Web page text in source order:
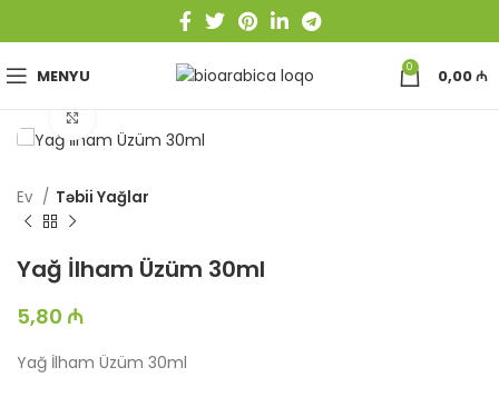
MENYU 0 0,00₼
Ev Təbii Yağlar
Yağ İlham Üzüm 30ml
5,80 ₼
Yağ İlham Üzüm 30ml